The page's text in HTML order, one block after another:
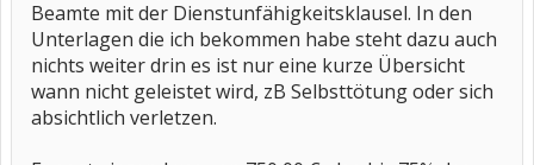
Beamte mit der Dienstunfähigkeitsklausel. In den
Unterlagen die ich bekommen habe steht dazu auch
nichts weiter drin es ist nur eine kurze Übersicht
wann nicht geleistet wird, zB Selbsttötung oder sich
absichtlich verletzen.